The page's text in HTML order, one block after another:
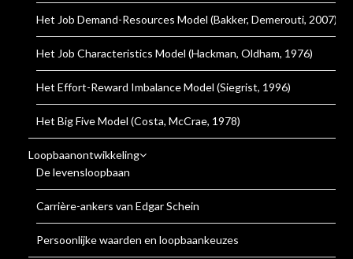
Het Job Demand-Resources Model (Bakker, Demerouti, 2007)
Het Job Characteristics Model (Hackman, Oldham, 1976)
Het Effort-Reward Imbalance Model (Siegrist, 1996)
Het Big Five Model (Costa, McCrae, 1978)
Loopbaanontwikkeling
De levensloopbaan
Carrière-ankers van Edgar Schein
Persoonlijke waarden en loopbaankeuzes